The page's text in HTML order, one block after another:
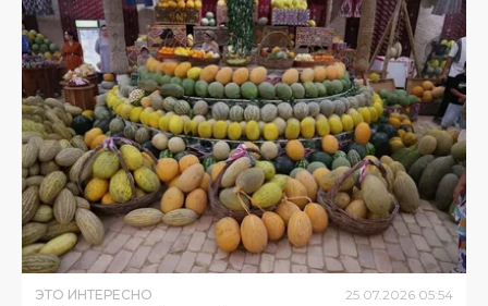
ЭТО ИНТЕРЕСНО 25.07.2026 05:54